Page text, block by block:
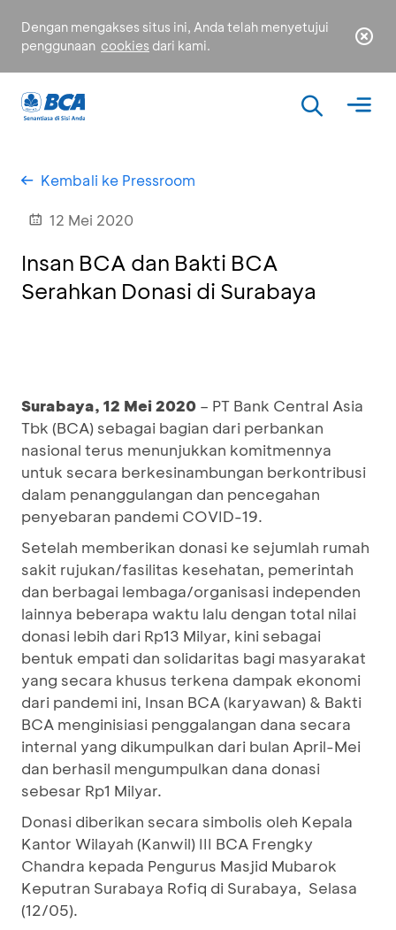
Dengan mengakses situs ini, Anda telah menyetujui
penggunaan cookies dari kami.
Kembali ke Pressroom
12 Mei 2020
Insan BCA dan Bakti BCA
Serahkan Donasi di Surabaya
Surabaya, 12 Mei 2020 – PT Bank Central Asia
Tbk (BCA) sebagai bagian dari perbankan
nasional terus menunjukkan komitmennya
untuk secara berkesinambungan berkontribusi
dalam penanggulangan dan pencegahan
penyebaran pandemi COVID-19.
Setelah memberikan donasi ke sejumlah rumah
sakit rujukan/fasilitas kesehatan, pemerintah
dan berbagai lembaga/organisasi independen
lainnya beberapa waktu lalu dengan total nilai
donasi lebih dari Rp13 Milyar, kini sebagai
bentuk empati dan solidaritas bagi masyarakat
yang secara khusus terkena dampak ekonomi
dari pandemi ini, Insan BCA (karyawan) & Bakti
BCA menginisiasi penggalangan dana secara
internal yang dikumpulkan dari bulan April-Mei
dan berhasil mengumpulkan dana donasi
sebesar Rp1 Milyar.
Donasi diberikan secara simbolis oleh Kepala
Kantor Wilayah (Kanwil) III BCA Frengky
Chandra kepada Pengurus Masjid Mubarok
Keputran Surabaya Rofiq di Surabaya, Selasa
(12/05).